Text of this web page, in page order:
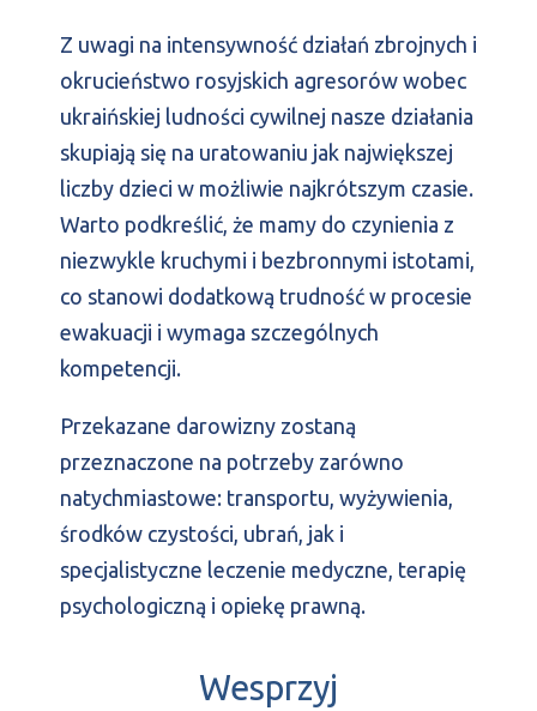
Z uwagi na intensywność działań zbrojnych i
okrucieństwo rosyjskich agresorów wobec
ukraińskiej ludności cywilnej nasze działania
skupiają się na uratowaniu jak największej
liczby dzieci w możliwie najkrótszym czasie.
Warto podkreślić, że mamy do czynienia z
niezwykle kruchymi i bezbronnymi istotami,
co stanowi dodatkową trudność w procesie
ewakuacji i wymaga szczególnych
kompetencji.
Przekazane darowizny zostaną
przeznaczone na potrzeby zarówno
natychmiastowe: transportu, wyżywienia,
środków czystości, ubrań, jak i
specjalistyczne leczenie medyczne, terapię
psychologiczną i opiekę prawną.
Wesprzyj